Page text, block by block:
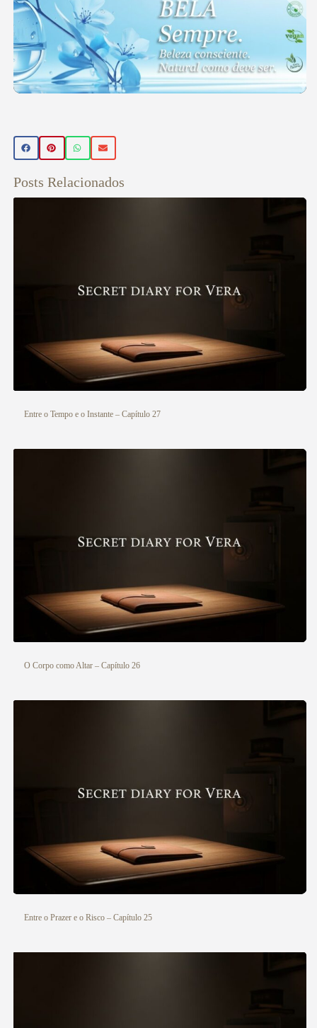
Posts Relacionados
Entre o Tempo e o Instante – Capítulo 27
O Corpo como Altar – Capítulo 26
Entre o Prazer e o Risco – Capítulo 25